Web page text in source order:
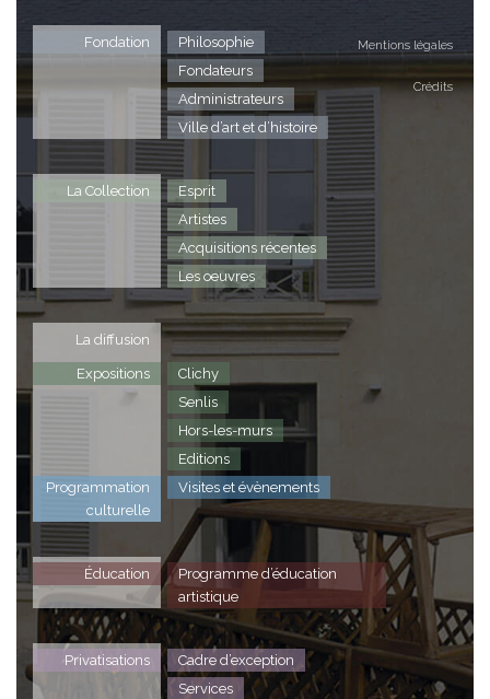
Mentions légales
Crédits
Fondation
Philosophie
Fondateurs
Administrateurs
Ville d’art et d’histoire
La Collection
Esprit
Artistes
Acquisitions récentes
Les oeuvres
La diffusion
Expositions
Clichy
Senlis
Hors-les-murs
Editions
Programmation
culturelle
Visites et évènements
Éducation
Programme d’éducation
artistique
Privatisations
Cadre d’exception
Services